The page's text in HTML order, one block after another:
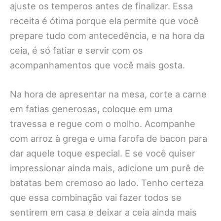
ajuste os temperos antes de finalizar. Essa
receita é ótima porque ela permite que você
prepare tudo com antecedência, e na hora da
ceia, é só fatiar e servir com os
acompanhamentos que você mais gosta.
Na hora de apresentar na mesa, corte a carne
em fatias generosas, coloque em uma
travessa e regue com o molho. Acompanhe
com arroz à grega e uma farofa de bacon para
dar aquele toque especial. E se você quiser
impressionar ainda mais, adicione um purê de
batatas bem cremoso ao lado. Tenho certeza
que essa combinação vai fazer todos se
sentirem em casa e deixar a ceia ainda mais